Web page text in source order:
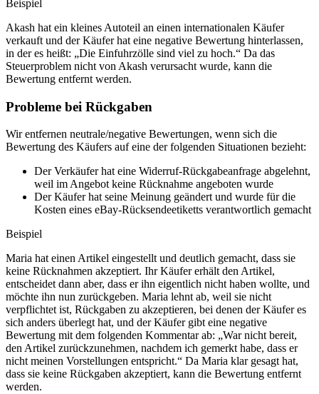
Beispiel
Akash hat ein kleines Autoteil an einen internationalen Käufer
verkauft und der Käufer hat eine negative Bewertung hinterlassen,
in der es heißt: „Die Einfuhrzölle sind viel zu hoch.“ Da das
Steuerproblem nicht von Akash verursacht wurde, kann die
Bewertung entfernt werden.
Probleme bei Rückgaben
Wir entfernen neutrale/negative Bewertungen, wenn sich die
Bewertung des Käufers auf eine der folgenden Situationen bezieht:
Der Verkäufer hat eine Widerruf-Rückgabeanfrage abgelehnt,
weil im Angebot keine Rücknahme angeboten wurde
Der Käufer hat seine Meinung geändert und wurde für die
Kosten eines eBay-Rücksendeetiketts verantwortlich gemacht
Beispiel
Maria hat einen Artikel eingestellt und deutlich gemacht, dass sie
keine Rücknahmen akzeptiert. Ihr Käufer erhält den Artikel,
entscheidet dann aber, dass er ihn eigentlich nicht haben wollte, und
möchte ihn nun zurückgeben. Maria lehnt ab, weil sie nicht
verpflichtet ist, Rückgaben zu akzeptieren, bei denen der Käufer es
sich anders überlegt hat, und der Käufer gibt eine negative
Bewertung mit dem folgenden Kommentar ab: „War nicht bereit,
den Artikel zurückzunehmen, nachdem ich gemerkt habe, dass er
nicht meinen Vorstellungen entspricht.“ Da Maria klar gesagt hat,
dass sie keine Rückgaben akzeptiert, kann die Bewertung entfernt
werden.